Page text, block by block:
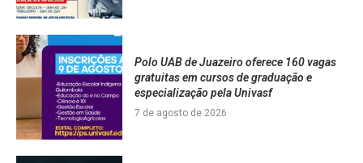
Polo UAB de Juazeiro oferece 160 vagas
gratuitas em cursos de graduação e
especialização pela Univasf
7 de agosto de 2026